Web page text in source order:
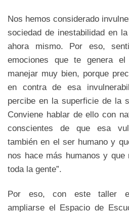
Nos hemos considerado
sociedad de inestabilidad en
ahora mismo. Por eso,
emociones que te genera
manejar muy bien, porque
en contra de esa
percibe en la superficie de la
Conviene hablar de ello con
conscientes de que esa
también en el ser humano y
nos hace más humanos y
toda la gente”.
Por eso, con este taller
ampliarse el Espacio de